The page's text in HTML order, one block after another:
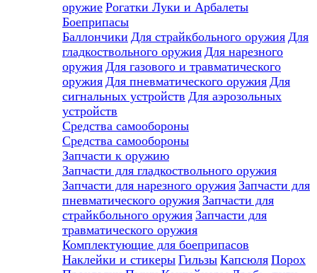
оружие Рогатки Луки и Арбалеты
Боеприпасы
Баллончики Для страйкбольного оружия Для
гладкоствольного оружия Для нарезного
оружия Для газового и травматического
оружия Для пневматического оружия Для
сигнальных устройств Для аэрозольных
устройств
Средства самообороны
Средства самообороны
Запчасти к оружию
Запчасти для гладкоствольного оружия
Запчасти для нарезного оружия Запчасти для
пневматического оружия Запчасти для
страйкбольного оружия Запчасти для
травматического оружия
Комплектующие для боеприпасов
Наклейки и стикеры Гильзы Капсюля Порох